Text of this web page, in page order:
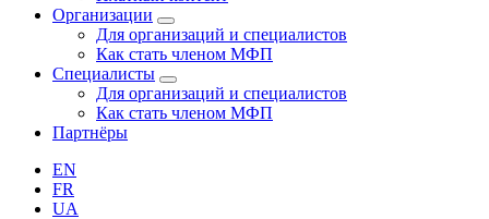
Организации
Для организаций и специалистов
Как стать членом МФП
Специалисты
Для организаций и специалистов
Как стать членом МФП
Партнёры
EN
FR
UA